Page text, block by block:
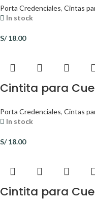
Porta Credenciales, Cintas
In stock
S/18.00
Cintita para
Porta Credenciales, Cintas
In stock
S/18.00
Cintita para